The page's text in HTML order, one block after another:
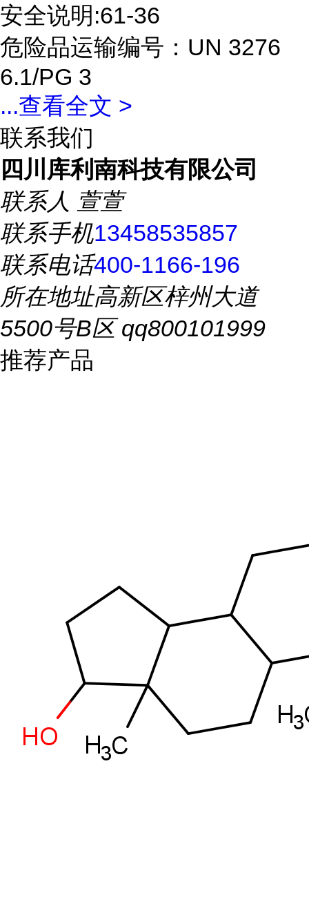
安全说明:61-36
危险品运输编号：UN 3276
6.1/PG 3
...查看全文 >
联系我们
四川库利南科技有限公司
联系人 萱萱
联系手机13458535857
联系电话400-1166-196
所在地址高新区梓州大道
5500号B区 qq800101999
推荐产品